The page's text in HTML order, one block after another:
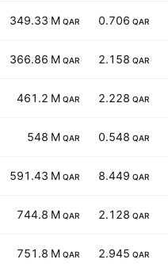
349.33 M QAR 0.706 QAR
366.86 M QAR 2.158 QAR
461.2 M QAR 2.228 QAR
548 M QAR 0.548 QAR
591.43 M QAR 8.449 QAR
744.8 M QAR 2.128 QAR
751.8 M QAR 2.945 QAR